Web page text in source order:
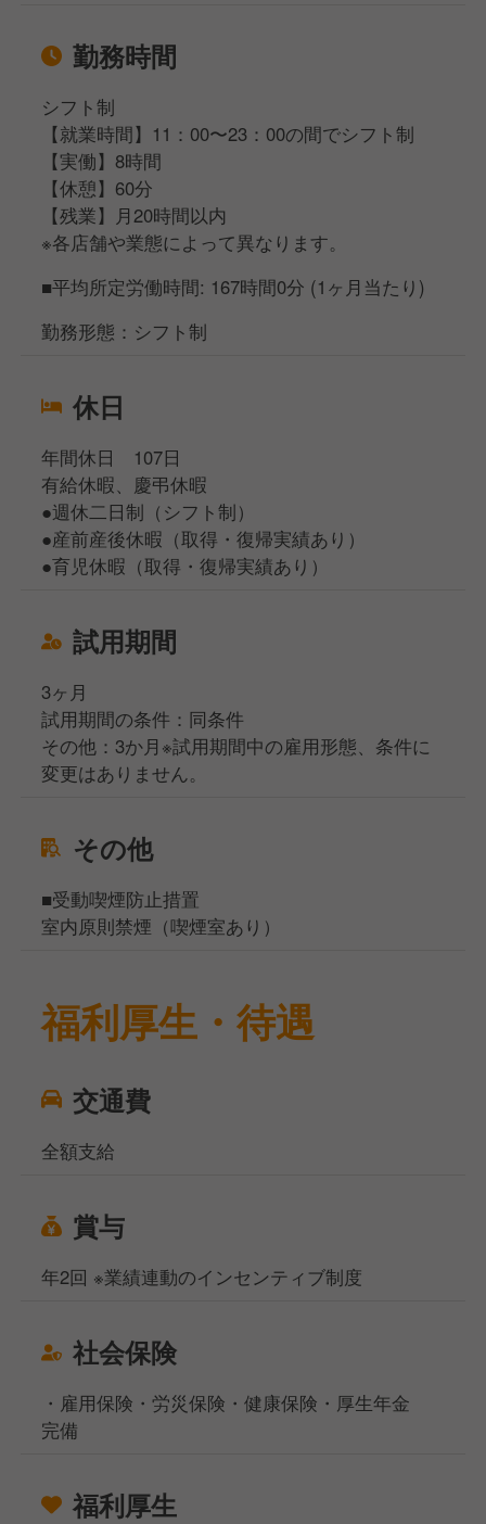
勤務時間
シフト制
【就業時間】11：00〜23：00の間でシフト制
【実働】8時間
【休憩】60分
【残業】月20時間以内
※各店舗や業態によって異なります。
■平均所定労働時間: 167時間0分 (1ヶ月当たり)
勤務形態：シフト制
休日
年間休日 107日
有給休暇、慶弔休暇
●週休二日制（シフト制）
●産前産後休暇（取得・復帰実績あり）
●育児休暇（取得・復帰実績あり）
試用期間
3ヶ月
試用期間の条件：同条件
その他：3か月※試用期間中の雇用形態、条件に
変更はありません。
その他
■受動喫煙防止措置
室内原則禁煙（喫煙室あり）
福利厚生・待遇
交通費
全額支給
賞与
年2回 ※業績連動のインセンティブ制度
社会保険
・雇用保険・労災保険・健康保険・厚生年金
完備
福利厚生